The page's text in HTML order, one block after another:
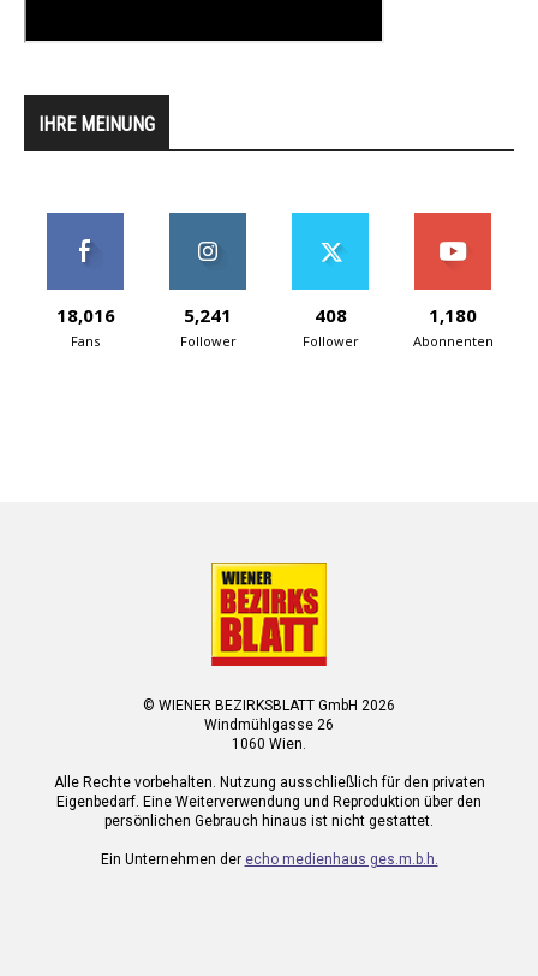
IHRE MEINUNG
18,016
Fans
5,241
Follower
408
Follower
1,180
Abonnenten
© WIENER BEZIRKSBLATT GmbH 2026
Windmühlgasse 26
1060 Wien.
Alle Rechte vorbehalten. Nutzung ausschließlich für den privaten
Eigenbedarf. Eine Weiterverwendung und Reproduktion über den
persönlichen Gebrauch hinaus ist nicht gestattet.
Ein Unternehmen der echo medienhaus ges.m.b.h.